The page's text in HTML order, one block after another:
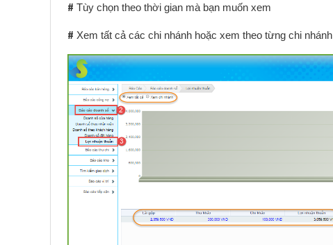
# Tùy chọn theo thời gian mà bạn muốn xem
# Xem tất cả các chi nhánh hoặc xem theo từng chi nhánh